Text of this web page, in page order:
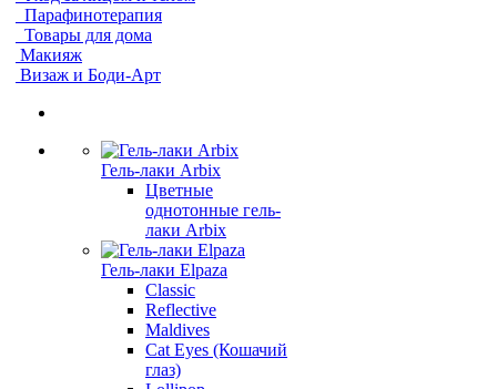
Парафинотерапия
Товары для дома
Макияж
Визаж и Боди-Арт
Гель-лаки Arbix
Цветные
однотонные гель-
лаки Arbix
Гель-лаки Elpaza
Classic
Reflective
Maldives
Cat Eyes (Кошачий
глаз)